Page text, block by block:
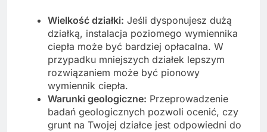
Wielkość działki: Jeśli dysponujesz dużą
działką, instalacja poziomego wymiennika
ciepła może być bardziej opłacalna. W
przypadku mniejszych działek lepszym
rozwiązaniem może być pionowy
wymiennik ciepła.
Warunki geologiczne: Przeprowadzenie
badań geologicznych pozwoli ocenić, czy
grunt na Twojej działce jest odpowiedni do